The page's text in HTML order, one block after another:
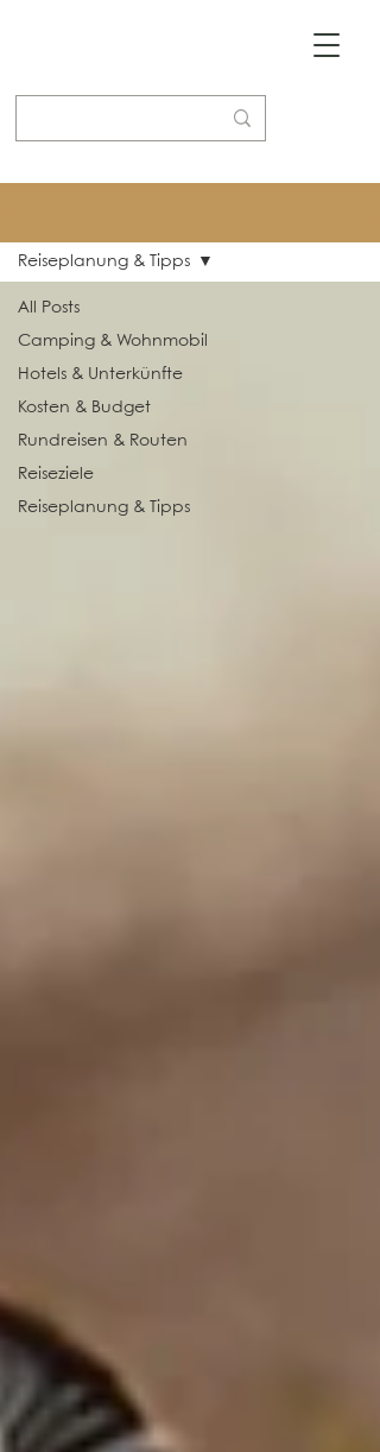
All Posts
Camping & Wohnmobil
Hotels & Unterkünfte
Kosten & Budget
Rundreisen & Routen
Reiseziele
Reiseplanung & Tipps
Reiseplanung & Tipps